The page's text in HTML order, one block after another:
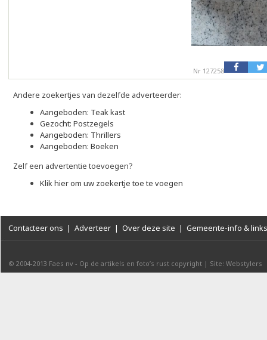
Nr 127258
Andere zoekertjes van dezelfde adverteerder:
Aangeboden: Teak kast
Gezocht: Postzegels
Aangeboden: Thrillers
Aangeboden: Boeken
Zelf een advertentie toevoegen?
Klik hier om uw zoekertje toe te voegen
Contacteer ons | Adverteer | Over deze site | Gemeente-info & links
© 2004-2013 Faes nv - Op de artikels en foto’s rust copyright | Site: Webstylers